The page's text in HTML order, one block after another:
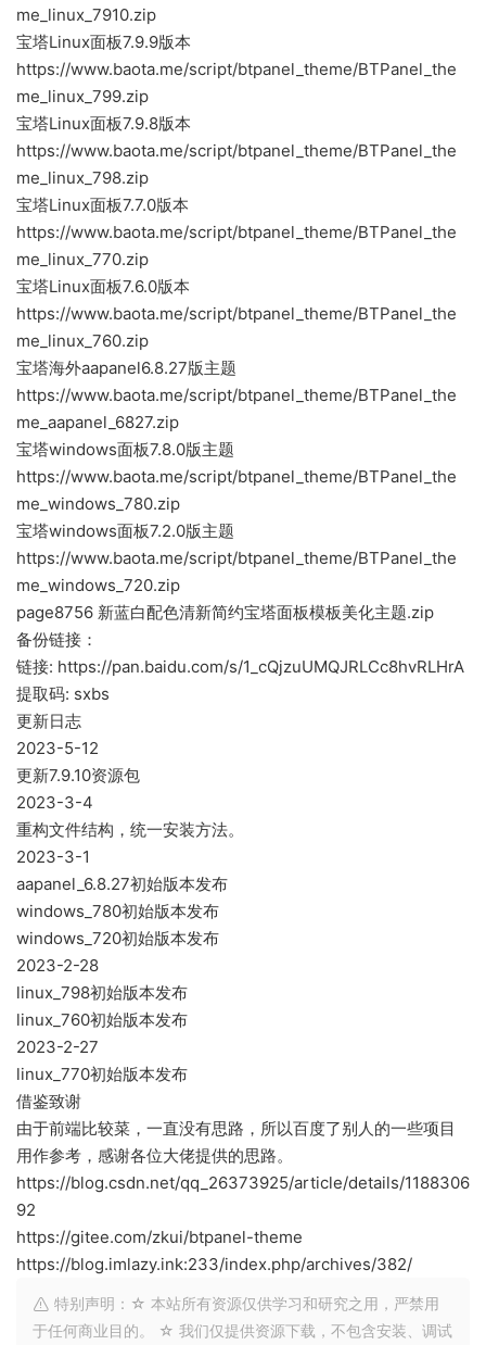
me_linux_7910.zip
宝塔Linux面板7.9.9版本
https://www.baota.me/script/btpanel_theme/BTPanel_the
me_linux_799.zip
宝塔Linux面板7.9.8版本
https://www.baota.me/script/btpanel_theme/BTPanel_the
me_linux_798.zip
宝塔Linux面板7.7.0版本
https://www.baota.me/script/btpanel_theme/BTPanel_the
me_linux_770.zip
宝塔Linux面板7.6.0版本
https://www.baota.me/script/btpanel_theme/BTPanel_the
me_linux_760.zip
宝塔海外aapanel6.8.27版主题
https://www.baota.me/script/btpanel_theme/BTPanel_the
me_aapanel_6827.zip
宝塔windows面板7.8.0版主题
https://www.baota.me/script/btpanel_theme/BTPanel_the
me_windows_780.zip
宝塔windows面板7.2.0版主题
https://www.baota.me/script/btpanel_theme/BTPanel_the
me_windows_720.zip
page8756 新蓝白配色清新简约宝塔面板模板美化主题.zip
备份链接：
链接: https://pan.baidu.com/s/1_cQjzuUMQJRLCc8hvRLHrA
提取码: sxbs
更新日志
2023-5-12
更新7.9.10资源包
2023-3-4
重构文件结构，统一安装方法。
2023-3-1
aapanel_6.8.27初始版本发布
windows_780初始版本发布
windows_720初始版本发布
2023-2-28
linux_798初始版本发布
linux_760初始版本发布
2023-2-27
linux_770初始版本发布
借鉴致谢
由于前端比较菜，一直没有思路，所以百度了别人的一些项目
用作参考，感谢各位大佬提供的思路。
https://blog.csdn.net/qq_26373925/article/details/1188306
92
https://gitee.com/zkui/btpanel-theme
https://blog.imlazy.ink:233/index.php/archives/382/
特别声明：☆ 本站所有资源仅供学习和研究之用，严禁用
于任何商业目的。 ☆ 我们仅提供资源下载，不包含安装、调试